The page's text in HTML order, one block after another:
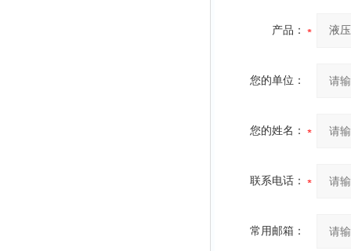
产品：
您的单位：
您的姓名：
联系电话：
常用邮箱：